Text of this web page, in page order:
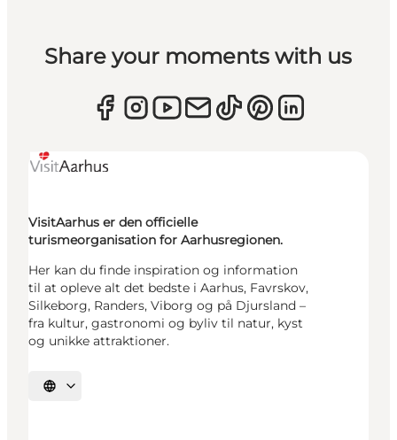
Share your moments with us
VisitAarhus er den officielle
turismeorganisation for Aarhusregionen.
Her kan du finde inspiration og information
til at opleve alt det bedste i Aarhus, Favrskov,
Silkeborg, Randers, Viborg og på Djursland –
fra kultur, gastronomi og byliv til natur, kyst
og unikke attraktioner.
Vælg sprog